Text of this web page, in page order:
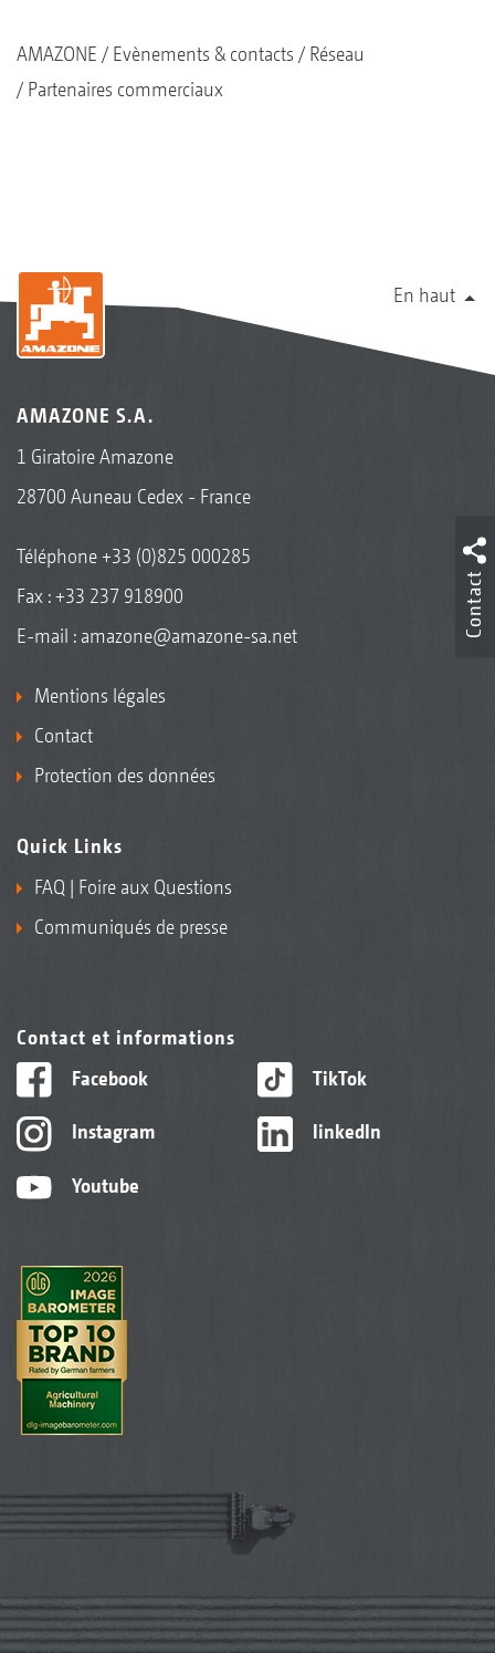
AMAZONE Evènements & contacts
Réseau
Partenaires commerciaux
En haut
AMAZONE S.A.
1 Giratoire Amazone
28700 Auneau Cedex - France
Téléphone+33 (0)825 000285
Fax : +33 237 918900
E-mail : amazone@amazone-sa.net
Mentions légales
Contact
Protection des données
Quick Links
FAQ | Foire aux Questions
Communiqués de presse
Contact et informations
Facebook
Instagram
Youtube
TikTok
linkedIn
Contact